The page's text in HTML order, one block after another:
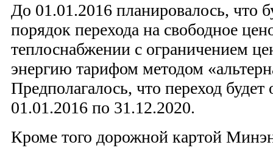
До 01.01.2016 планировалось, что
порядок перехода на свободное
теплоснабжении с ограничением
энергию тарифом методом
Предполагалось, что переход будет
01.01.2016 по 31.12.2020.
Кроме того дорожной картой